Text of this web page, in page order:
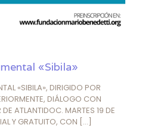
«Sibila»
«SIBILA», DIRIGIDO POR
DIÁLOGO CON
ATLANTIDOC. MARTES 19 DE
Y GRATUITO, CON […]